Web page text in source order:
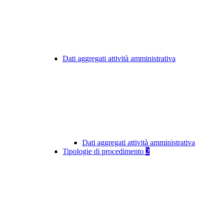
Dati aggregati attività amministrativa
Dati aggregati attività amministrativa
Tipologie di procedimento 2